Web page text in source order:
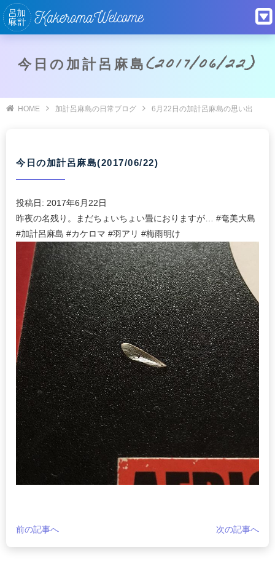
今日の加計呂麻島(2017/06/22)
HOME 加計呂麻島の日常ブログ 6月22日の加計呂麻島の思い出
今日の加計呂麻島(2017/06/22)
投稿日: 2017年6月22日
昨夜の名残り。まだちょいちょい畳におりますが… #奄美大島
#加計呂麻島 #カケロマ #羽アリ #梅雨明け
前の記事へ 次の記事へ